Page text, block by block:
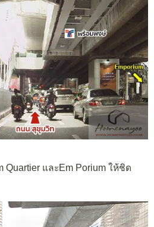
Quartier และEm Porium ให้ชิด